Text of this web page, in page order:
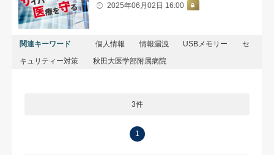
2025年06月02日 16:00
関連キーワード 個人情報 情報漏洩 USBメモリー
セ
キュリティー対策
秋田大医学部附属病院
3件
1